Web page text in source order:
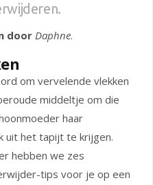
door Daphne.
om vervelende vlekken
middeltje om die
haar
uit het tapijt te krijgen.
hebben we zes
tips voor je op een